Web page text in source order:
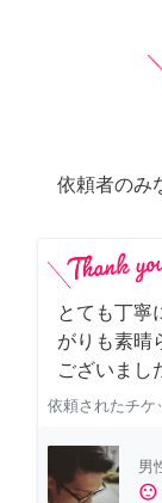
依頼者のみ
とても丁寧
がりも素晴
ございまし
依頼されたチケ
男
sentiment_satisfied